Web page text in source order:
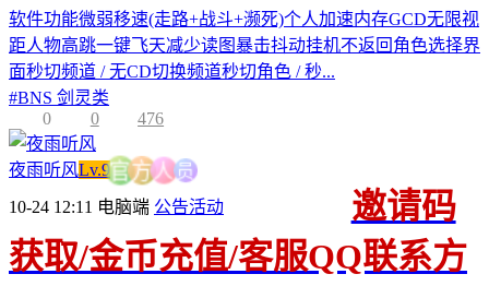
软件功能微弱移速(走路+战斗+濒死)个人加速内存GCD无限视
距人物高跳一键飞天减少读图暴击抖动挂机不返回角色选择界
面秒切频道 / 无CD切换频道秒切角色 / 秒...
#BNS 剑灵类
0
0 476
夜雨听风Lv.9官 方 人员
10-24 12:11 电脑端 公告活动
邀请码
获取/金币充值/客服QQ联系方